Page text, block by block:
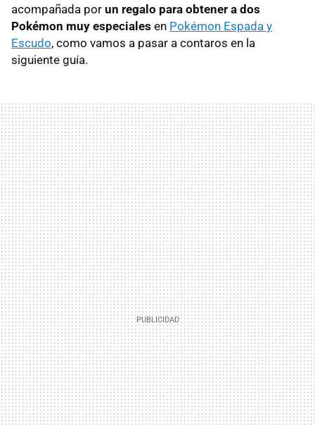
acompañada por un regalo para obtener a dos
Pokémon muy especiales en Pokémon Espada y
Escudo, como vamos a pasar a contaros en la
siguiente guía.